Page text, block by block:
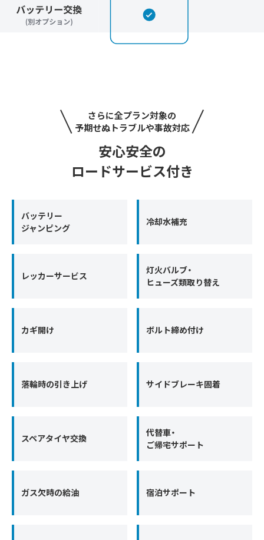
さらに全プラン対象の
予期せぬトラブルや事故対応
安心安全の
ロードサービス付き
バッテリー
ジャンピング
冷却水補充
レッカーサービス
灯火バルブ・
ヒューズ類取り替え
カギ開け ボルト締め付け
落輪時の引き上げ サイドブレーキ固着
スペアタイヤ交換
代替車・
ご帰宅サポート
ガス欠時の給油 宿泊サポート